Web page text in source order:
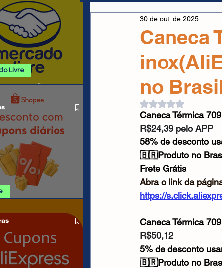
PROMOÇÕES
LIVRE
Livre
Magazine Luiza Hardware
Smartphones
Cabos USB Carregadores
Caneca
no
30 de out. de 2025
Avaliado com NaN
Caneca Térmica
R$24,39 pelo APP
58% de desconto
🇧🇷Produto no
Frete Grátis
Abra o link da
https://
Caneca Térmica
R$50,12
5% de desconto
🇧🇷Produto no